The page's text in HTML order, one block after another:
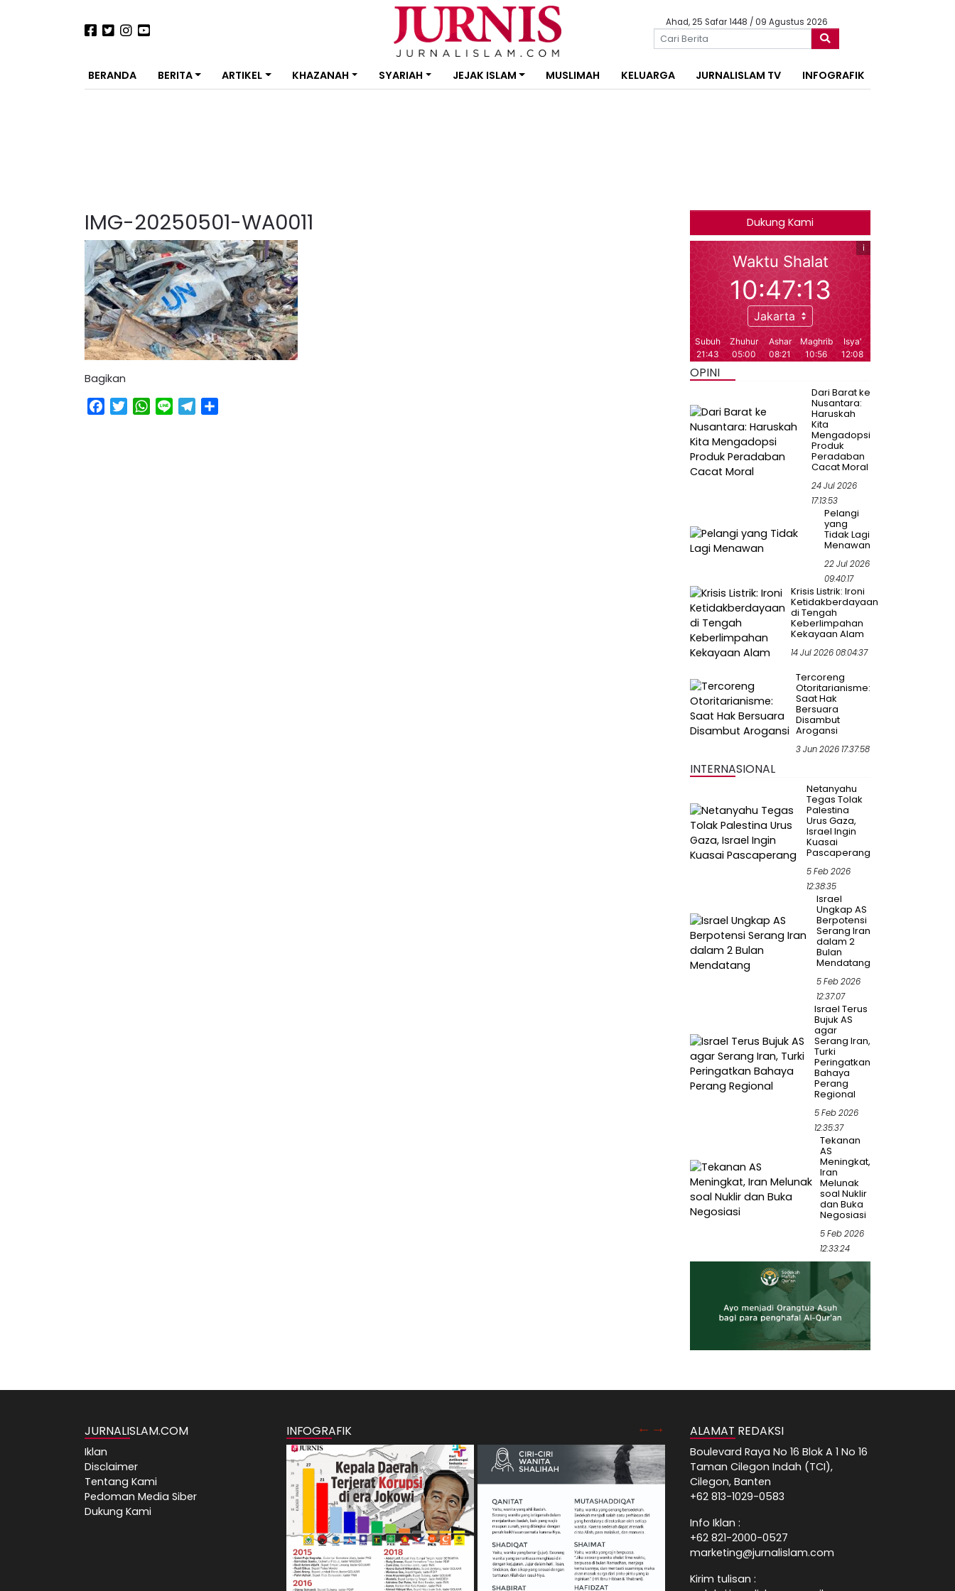
Ahad, 25 Safar 1448 / 09 Agustus 2026
BERANDA BERITA ARTIKEL KHAZANAH SYARIAH JEJAK ISLAM MUSLIMAH KELUARGA JURNALISLAM TV INFOGRAFIK
IMG-20250501-WA0011
Bagikan
Facebook
TwitterWhatsApp
Line Telegram
Dukung Kami
OPINI
Dari Barat ke
Nusantara:
Haruskah
Kita
Mengadopsi
Produk
Peradaban
Cacat Moral
24 Jul 2026
17:13:53
Pelangi
yang
Tidak Lagi
Menawan
22 Jul 2026
09:40:17
Krisis Listrik: Ironi
Ketidakberdayaan
di Tengah
Keberlimpahan
Kekayaan Alam
14 Jul 2026 08:04:37
Tercoreng
Otoritarianisme:
Saat Hak
Bersuara
Disambut
Arogansi
3 Jun 2026 17:37:58
INTERNASIONAL
Netanyahu
Tegas Tolak
Palestina
Urus Gaza,
Israel Ingin
Kuasai
Pascaperang
5 Feb 2026
12:38:35
Israel
Ungkap AS
Berpotensi
Serang Iran
dalam 2
Bulan
Mendatang
5 Feb 2026
12:37:07
Israel Terus
Bujuk AS
agar
Serang Iran,
Turki
Peringatkan
Bahaya
Perang
Regional
5 Feb 2026
12:35:37
Tekanan
AS
Meningkat,
Iran
Melunak
soal Nuklir
dan Buka
Negosiasi
5 Feb 2026
12:33:24
JURNALISLAM.COM
Iklan
Disclaimer
Tentang Kami
Pedoman Media Siber
Dukung Kami
INFOGRAFIK ALAMAT REDAKSI
Boulevard Raya No 16 Blok A 1 No 16
Taman Cilegon Indah (TCI),
Cilegon, Banten
+62 813-1029-0583
Info Iklan :
+62 821-2000-0527
marketing@jurnalislam.com
Kirim tulisan :